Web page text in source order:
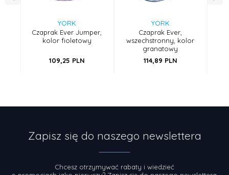
YORK
Czaprak Ever Jumper,
kolor fioletowy
109,25 PLN
YORK
Czaprak Ever,
wszechstronny, kolor
granatowy
114,89 PLN
Zapisz się do naszego newslettera
Chcesz otrzymywać rabaty i wiedzieć